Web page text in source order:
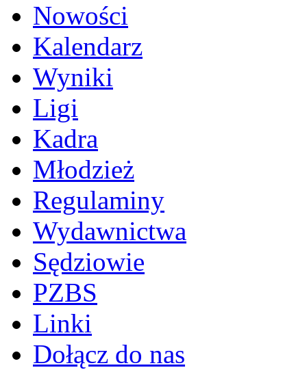
Nowości
Kalendarz
Wyniki
Ligi
Kadra
Młodzież
Regulaminy
Wydawnictwa
Sędziowie
PZBS
Linki
Dołącz do nas